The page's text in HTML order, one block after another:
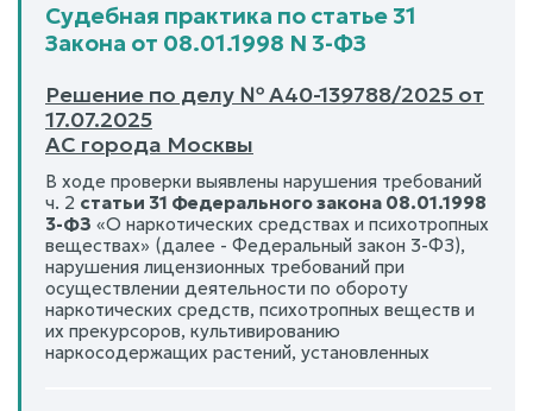
Судебная практика по статье 31
Закона от 08.01.1998 N 3-ФЗ
Решение по делу № А40-139788/2025 от
17.07.2025
АС города Москвы
В ходе проверки выявлены нарушения требований
ч. 2 статьи 31 Федерального закона 08.01.1998
3-ФЗ «О наркотических средствах и психотропных
веществах» (далее - Федеральный закон 3-ФЗ),
нарушения лицензионных требований при
осуществлении деятельности по обороту
наркотических средств, психотропных веществ и
их прекурсоров, культивированию
наркосодержащих растений, установленных